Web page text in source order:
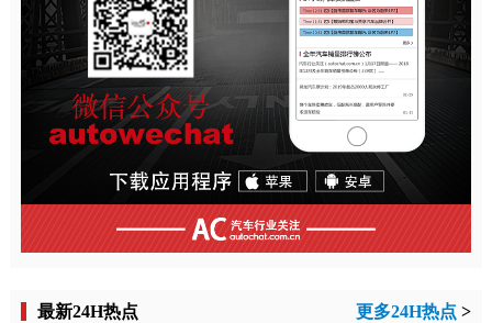
最新24H热点 更多24H热点 >